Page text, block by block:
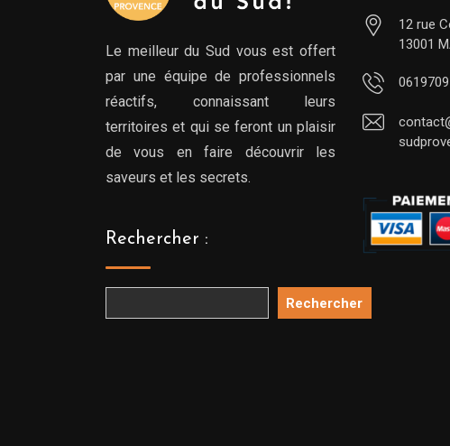
Le meilleur du Sud vous est offert
par une équipe de professionnels
réactifs, connaissant leurs
territoires et qui se feront un plaisir
de vous en faire découvrir les
saveurs et les secrets.
Rechercher :
Rechercher
12 rue
13001